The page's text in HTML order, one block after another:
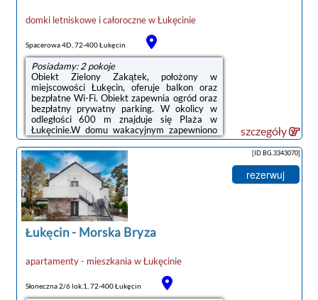
domki letniskowe i całorocznewŁukęcinie
Spacerowa 4D, 72-400 Łukęcin
Posiadamy: 2 pokoje
Obiekt Zielony Zakątek, położony w
miejscowości Łukęcin, oferuje balkon oraz
bezpłatne Wi-Fi. Obiekt zapewnia ogród oraz
bezpłatny prywatny parking. W okolicy w
odległości 600 m znajduje się Plaża w
Łukęcinie.W domu wakacyjnym zapewniono
taras, kilka sypialni (2), salon, kuchnię ze
standardowym wyposażeniem, a także kilka
łazienek (2) z bidetem i prysznicem. Goście
mogą podziwiać widok na ogród.
Wyposażenie obejmuje też telewizor z
płaskim ekranem z dostępem do kanałów
satelitarnych. W domu wakacyjnym
zapewniono ręczniki i pościel.Na terenie
obiektu Zielony Zakątek ...
szczegóły
Łukęcin- Morska Bryza
apartamenty - mieszkania wŁukęcinie
Słoneczna 2/6 lok.1, 72-400 Łukęcin
[ID BG.3343070]
rezerwuj